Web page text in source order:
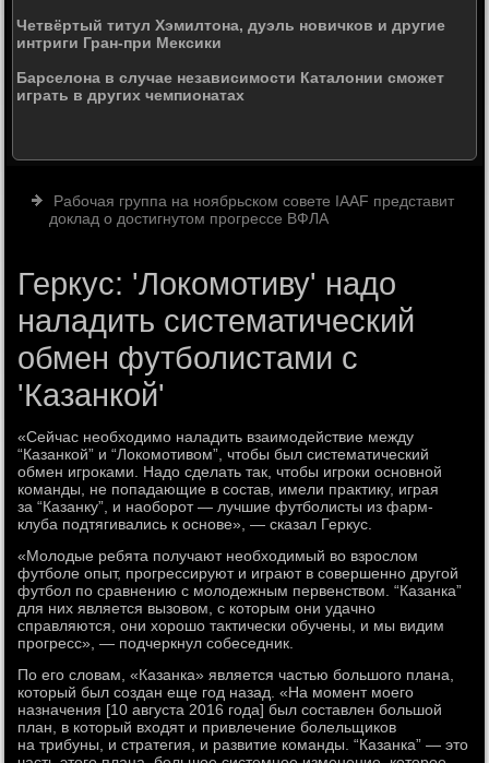
Четвёртый титул Хэмилтона, дуэль новичков и другие
интриги Гран-при Мексики
Барселона в случае независимости Каталонии сможет
играть в других чемпионатах
Рабочая группа на ноябрьском совете IAAF представит
доклад о достигнутом прогрессе ВФЛА
Геркус: 'Локомотиву' надо
наладить систематический
обмен футболистами с
'Казанкой'
«Сейчас необходимо наладить взаимодействие между
“Казанкой” и “Локомотивом”, чтобы был систематический
обмен игроками. Надо сделать так, чтобы игроки основной
команды, не попадающие в состав, имели практику, играя
за “Казанку”, и наоборот — лучшие футболисты из фарм-
клуба подтягивались к основе», — сказал Геркус.
«Молодые ребята получают необходимый во взрослом
футболе опыт, прогрессируют и играют в совершенно другой
футбол по сравнению с молодежным первенством. “Казанка”
для них является вызовом, с которым они удачно
справляются, они хорошо тактически обучены, и мы видим
прогресс», — подчеркнул собеседник.
По его словам, «Казанка» является частью большого плана,
который был создан еще год назад. «На момент моего
назначения [10 августа 2016 года] был составлен большой
план, в который входят и привлечение болельщиков
на трибуны, и стратегия, и развитие команды. “Казанка” — это